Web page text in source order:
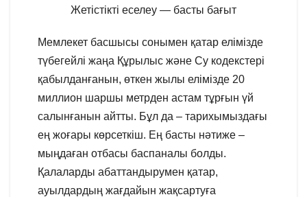
Жетістікті еселеу — басты бағыт
Мемлекет басшысы сонымен қатар елімізде
түбегейлі жаңа Құрылыс және Су кодекстері
қабылданғанын, өткен жылы елімізде 20
миллион шаршы метрден астам тұрғын үй
салынғанын айтты. Бұл да – тарихымыздағы
ең жоғары көрсеткіш. Ең басты нәтиже –
мыңдаған отбасы баспаналы болды.
Қалаларды абаттандырумен қатар,
ауылдардың жағдайын жақсартуға